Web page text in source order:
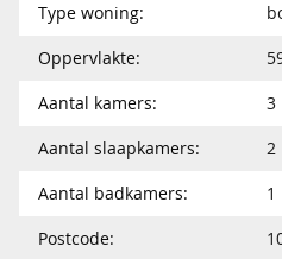
Type woning:
Oppervlakte:
Aantal kamers:
3
Aantal slaapkamers:
2
Aantal badkamers:
1
Postcode: